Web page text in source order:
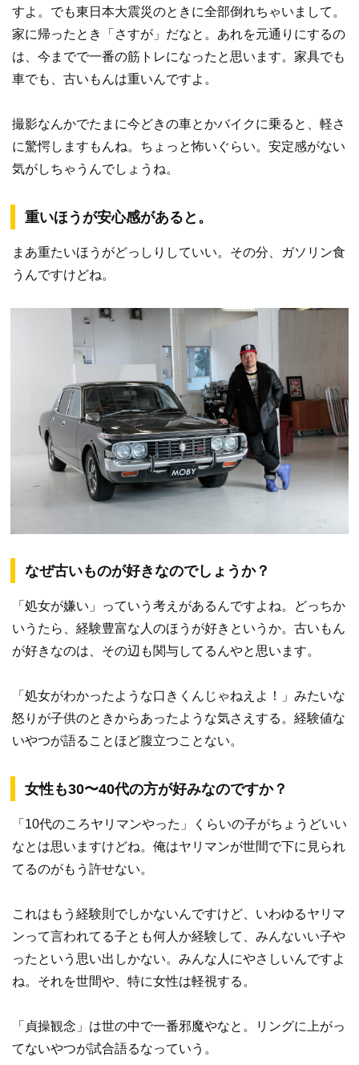
すよ。でも東日本大震災のときに全部倒れちゃいまして。
家に帰ったとき「さすが」だなと。あれを元通りにするの
は、今までで一番の筋トレになったと思います。家具でも
車でも、古いもんは重いんですよ。
撮影なんかでたまに今どきの車とかバイクに乗ると、軽さ
に驚愕しますもんね。ちょっと怖いぐらい。安定感がない
気がしちゃうんでしょうね。
重いほうが安心感があると。
まあ重たいほうがどっしりしていい。その分、ガソリン食
うんですけどね。
なぜ古いものが好きなのでしょうか？
「処女が嫌い」っていう考えがあるんですよね。どっちか
いうたら、経験豊富な人のほうが好きというか。古いもん
が好きなのは、その辺も関与してるんやと思います。
「処女がわかったような口きくんじゃねえよ！」みたいな
怒りが子供のときからあったような気さえする。経験値な
いやつが語ることほど腹立つことない。
女性も30〜40代の方が好みなのですか？
「10代のころヤリマンやった」くらいの子がちょうどいい
なとは思いますけどね。俺はヤリマンが世間で下に見られ
てるのがもう許せない。
これはもう経験則でしかないんですけど、いわゆるヤリマ
ンって言われてる子とも何人か経験して、みんないい子や
ったという思い出しかない。みんな人にやさしいんですよ
ね。それを世間や、特に女性は軽視する。
「貞操観念」は世の中で一番邪魔やなと。リングに上がっ
てないやつが試合語るなっていう。